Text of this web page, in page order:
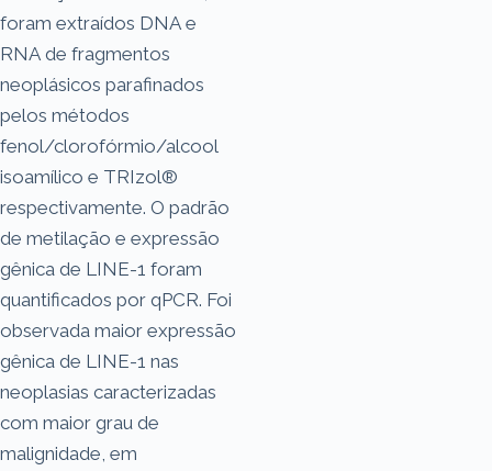
foram extraídos DNA e
RNA de fragmentos
neoplásicos parafinados
pelos métodos
fenol/clorofórmio/alcool
isoamílico e TRIzol®
respectivamente. O padrão
de metilação e expressão
gênica de LINE-1 foram
quantificados por qPCR. Foi
observada maior expressão
gênica de LINE-1 nas
neoplasias caracterizadas
com maior grau de
malignidade, em